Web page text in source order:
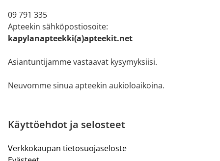
09 791 335
Apteekin sähköpostiosoite:
kapylanapteekki(a)apteekit.net
Asiantuntijamme vastaavat kysymyksiisi.
Neuvomme sinua apteekin aukioloaikoina.
Käyttöehdot ja selosteet
Verkkokaupan tietosuojaseloste